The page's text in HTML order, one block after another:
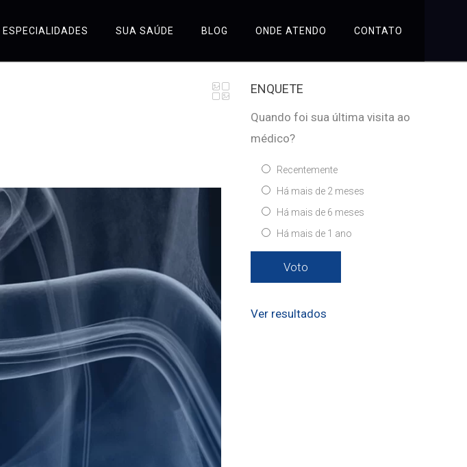
ESPECIALIDADES SUA SAÚDE BLOG ONDE ATENDO CONTATO
ENQUETE
Quando foi sua última visita ao
médico?
Recentemente
Há mais de 2 meses
Há mais de 6 meses
Há mais de 1 ano
Ver resultados